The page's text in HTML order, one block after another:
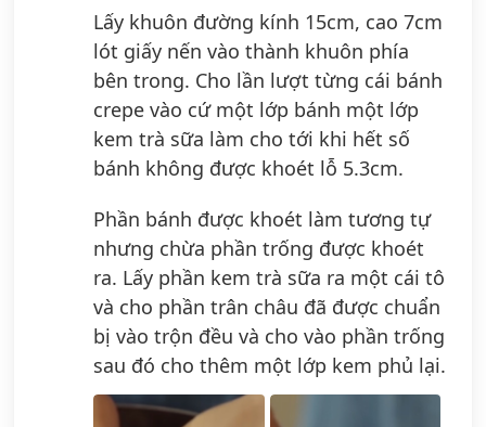
Lấy khuôn đường kính 15cm, cao 7cm
lót giấy nến vào thành khuôn phía
bên trong. Cho lần lượt từng cái bánh
crepe vào cứ một lớp bánh một lớp
kem trà sữa làm cho tới khi hết số
bánh không được khoét lỗ 5.3cm.
Phần bánh được khoét làm tương tự
nhưng chừa phần trống được khoét
ra. Lấy phần kem trà sữa ra một cái tô
và cho phần trân châu đã được chuẩn
bị vào trộn đều và cho vào phần trống
sau đó cho thêm một lớp kem phủ lại.